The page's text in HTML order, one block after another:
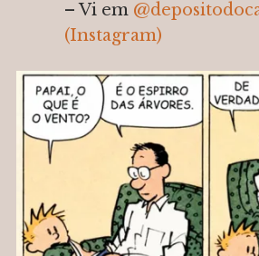
– Vi em @
(Instagram)